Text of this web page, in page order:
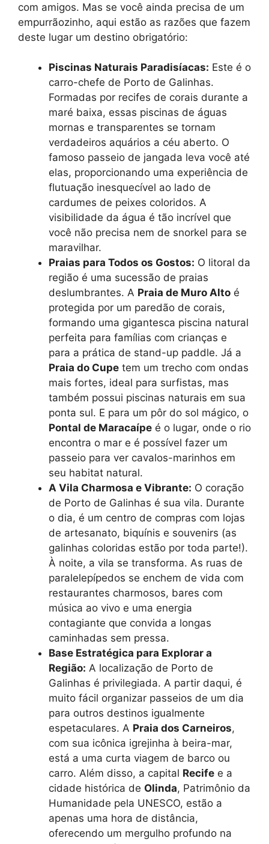
com amigos. Mas se você ainda precisa de um
empurrãozinho, aqui estão as razões que fazem
deste lugar um destino obrigatório:
Piscinas Naturais Paradisíacas: Este é o
carro-chefe de Porto de Galinhas.
Formadas por recifes de corais durante a
maré baixa, essas piscinas de águas
mornas e transparentes se tornam
verdadeiros aquários a céu aberto. O
famoso passeio de jangada leva você até
elas, proporcionando uma experiência de
flutuação inesquecível ao lado de
cardumes de peixes coloridos. A
visibilidade da água é tão incrível que
você não precisa nem de snorkel para se
maravilhar.
Praias para Todos os Gostos: O litoral da
região é uma sucessão de praias
deslumbrantes. A Praia de Muro Alto é
protegida por um paredão de corais,
formando uma gigantesca piscina natural
perfeita para famílias com crianças e
para a prática de stand-up paddle. Já a
Praia do Cupe tem um trecho com ondas
mais fortes, ideal para surfistas, mas
também possui piscinas naturais em sua
ponta sul. E para um pôr do sol mágico, o
Pontal de Maracaípe é o lugar, onde o rio
encontra o mar e é possível fazer um
passeio para ver cavalos-marinhos em
seu habitat natural.
A Vila Charmosa e Vibrante: O coração
de Porto de Galinhas é sua vila. Durante
o dia, é um centro de compras com lojas
de artesanato, biquínis e souvenirs (as
galinhas coloridas estão por toda parte!).
À noite, a vila se transforma. As ruas de
paralelepípedos se enchem de vida com
restaurantes charmosos, bares com
música ao vivo e uma energia
contagiante que convida a longas
caminhadas sem pressa.
Base Estratégica para Explorar a
Região: A localização de Porto de
Galinhas é privilegiada. A partir daqui, é
muito fácil organizar passeios de um dia
para outros destinos igualmente
espetaculares. A Praia dos Carneiros,
com sua icônica igrejinha à beira-mar,
está a uma curta viagem de barco ou
carro. Além disso, a capital Recife e a
cidade histórica de Olinda, Patrimônio da
Humanidade pela UNESCO, estão a
apenas uma hora de distância,
oferecendo um mergulho profundo na